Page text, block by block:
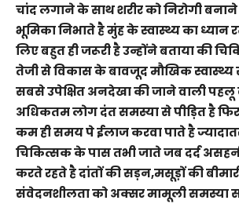
चांद लगाने के साथ शरीर को निरोगी
भूमिका निभाते है मुंह के स्वास्थ्य का
लिए बहुत ही जरूरी है उन्होंने बताया की
तेजी से विकास के बावजूद मौखिक स्वास्थ्य
सबसे उपेक्षित अनदेखा की जाने वाली पहलू
अधिकतम लोग दंत समस्या से पीड़ित है
कम ही समय पे ईलाज करवा पाते है
चिकित्सक के पास तभी जाते जब दर्द
करते रहते है दांतों की सड़न,मसूड़ों की
संवेदनशीलता को अक्सर मामूली